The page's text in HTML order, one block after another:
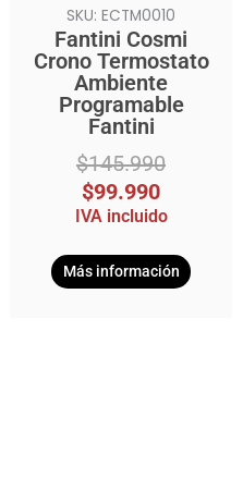
SKU: ECTM0010
Fantini Cosmi
Crono Termostato
Ambiente
Programable
Fantini
$145.990
$99.990
IVA incluido
Más información